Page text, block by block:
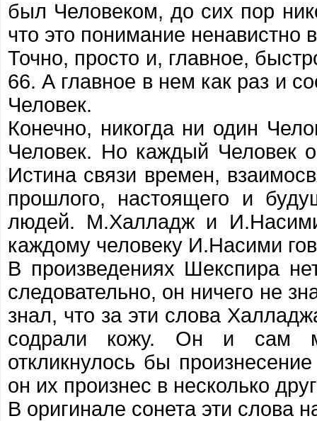
был Человеком, до сих пор
что это понимание ненавистно
Точно, просто и, главное,
66. А главное в нем как раз и
Человек.
Конечно, никогда ни один
Человек. Но каждый Человек
Истина связи времен,
прошлого, настоящего и
людей. М.Халладж и
каждому человеку И.Насими
В произведениях Шекспира
следовательно, он ничего не
знал, что за эти слова
содрали кожу. Он и сам
откликнулось бы
он их произнес в несколько
В оригинале сонета эти слова